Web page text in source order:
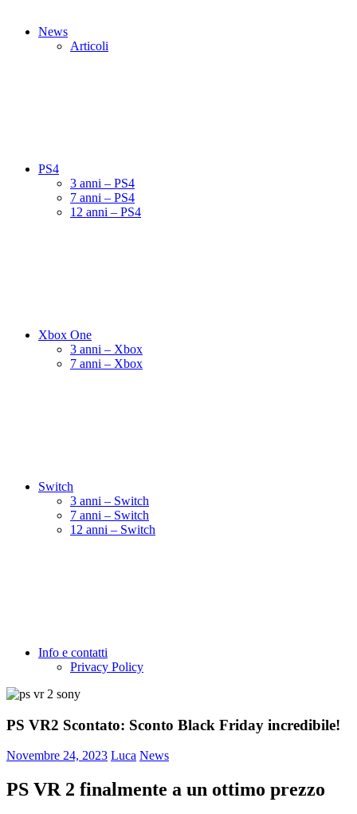
News
Articoli
PS4
3 anni – PS4
7 anni – PS4
12 anni – PS4
Xbox One
3 anni – Xbox
7 anni – Xbox
Switch
3 anni – Switch
7 anni – Switch
12 anni – Switch
Info e contatti
Privacy Policy
PS VR2 Scontato: Sconto Black Friday incredibile!
Novembre 24, 2023 Luca News
PS VR 2 finalmente a un ottimo prezzo